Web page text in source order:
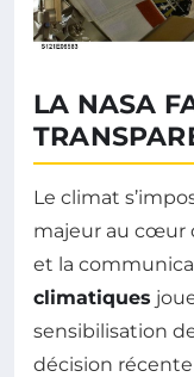
LA NASA
Le climat
majeur au cœur
et la
climatiques
sensibilisation
décision